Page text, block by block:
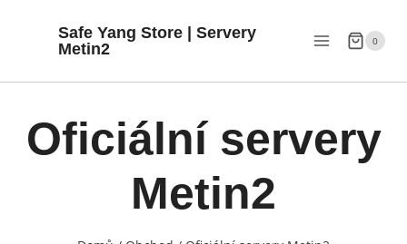
Safe Yang Store | Servery
Metin2
0
Oficiální servery
Metin2